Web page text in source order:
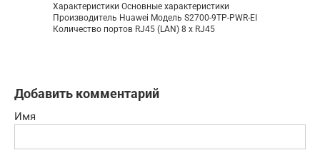
Характеристики Основные характеристики
Производитель Huawei Модель S2700-9TP-PWR-EI
Количество портов RJ45 (LAN) 8 x RJ45
Добавить комментарий
Имя